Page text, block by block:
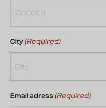
City (Required)
Email adress (Required)